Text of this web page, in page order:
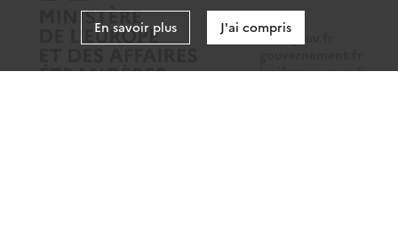
data.gouv.fr
legifrance.gouv.fr
En savoir plus J'ai compris